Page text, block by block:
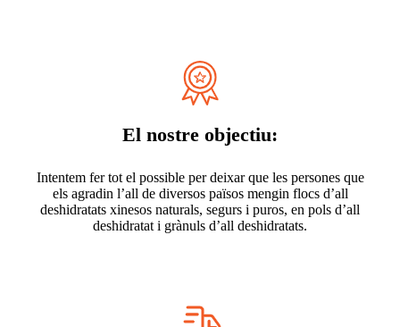
El nostre objectiu:
Intentem fer tot el possible per deixar que les persones que
els agradin l’all de diversos països mengin flocs d’all
deshidratats xinesos naturals, segurs i puros, en pols d’all
deshidratat i grànuls d’all deshidratats.